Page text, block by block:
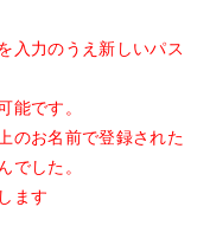
入力のうえ新しいパス
能です。
のお名前で登録された
でした。
ます